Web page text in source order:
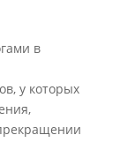
в
у которых